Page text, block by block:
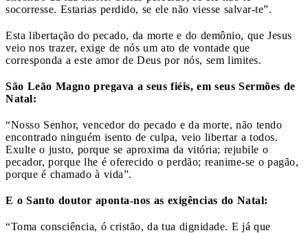
socorresse. Estarias perdido, se ele não viesse salvar-te”.
Esta libertação do pecado, da morte e do demônio, que Jesus
veio nos trazer, exige de nós um ato de vontade que
corresponda a este amor de Deus por nós, sem limites.
São Leão Magno pregava a seus fiéis, em seus Sermões de
Natal:
“Nosso Senhor, vencedor do pecado e da morte, não tendo
encontrado ninguém isento de culpa, veio libertar a todos.
Exulte o justo, porque se aproxima da vitória; rejubile o
pecador, porque lhe é oferecido o perdão; reanime-se o pagão,
porque é chamado à vida”.
E o Santo doutor aponta-nos as exigências do Natal:
“Toma consciência, ó cristão, da tua dignidade. E já que